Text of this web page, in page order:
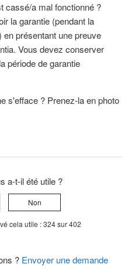
cassé/a mal fonctionné ?
la garantie (pendant la
en présentant une preuve
Vous devez conserver
période de garantie
s'efface ? Prenez-la en photo
a-t-il été utile ?
Non
cela utile : 324 sur 402
? Envoyer une demande